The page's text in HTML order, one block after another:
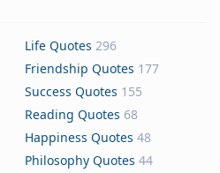
Life Quotes 296
Friendship Quotes 177
Success Quotes 155
Reading Quotes 68
Happiness Quotes 48
Philosophy Quotes 44